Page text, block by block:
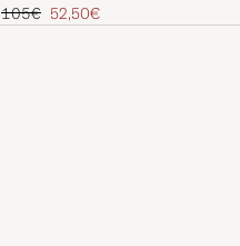
Regulärer Preis
105€ Reduzierter Preis
52,50€